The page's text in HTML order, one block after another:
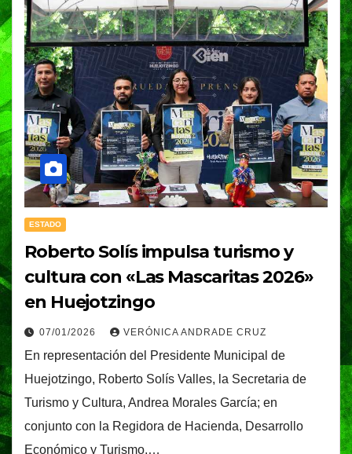
ESTADO
Roberto Solís impulsa turismo y
cultura con «Las Mascaritas 2026»
en Huejotzingo
07/01/2026 VERÓNICA ANDRADE CRUZ
En representación del Presidente Municipal de
Huejotzingo, Roberto Solís Valles, la Secretaria de
Turismo y Cultura, Andrea Morales García; en
conjunto con la Regidora de Hacienda, Desarrollo
Económico y Turismo,…